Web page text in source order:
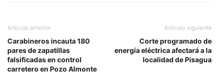
Artículo anterior
Carabineros incauta 180
pares de zapatillas
falsificadas en control
carretero en Pozo Almonte
Artículo siguiente
Corte programado de
energía eléctrica afectará a la
localidad de Pisagua